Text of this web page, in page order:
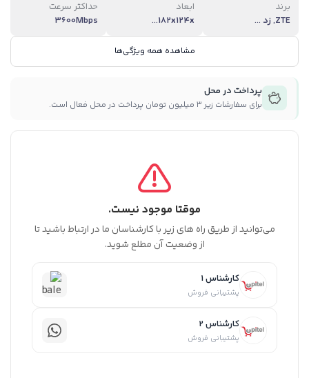
برند
ZTE, زد ...
ابعاد
182x124x...
حداکثر سرعت
3600Mbps
مشاهده همه ویژگی‌ها
پرداخت در محل
برای سفارشات زیر ۳ میلیون تومان پرداخت در محل فعال است.
موقتا موجود نیست.
می‌توانید از طریق راه های زیر با کارشناسان ما در ارتباط باشید تا
از وضعیت آن مطلع شوید.
کارشناس 1
پشتیبانی فروش
کارشناس 2
پشتیبانی فروش